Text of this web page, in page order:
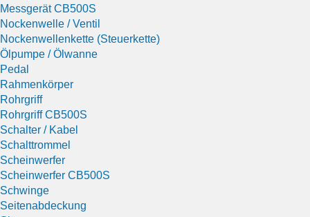
Messgerät CB500S
Nockenwelle / Ventil
Nockenwellenkette (Steuerkette)
Ölpumpe / Ölwanne
Pedal
Rahmenkörper
Rohrgriff
Rohrgriff CB500S
Schalter / Kabel
Schalttrommel
Scheinwerfer
Scheinwerfer CB500S
Schwinge
Seitenabdeckung